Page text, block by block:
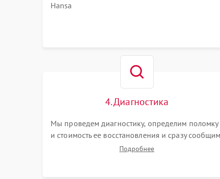
Hansa
4. Диагностика
Мы проведем диагностику, определим поломку
и стоимость ее восстановления и сразу сообщим
вам о сроках ее устранения
Подробнее